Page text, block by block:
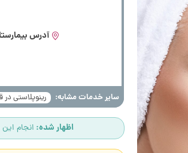
آدرس
سایر خدمات مشابه: رینوپلاستی در
اظهار شده: انجام